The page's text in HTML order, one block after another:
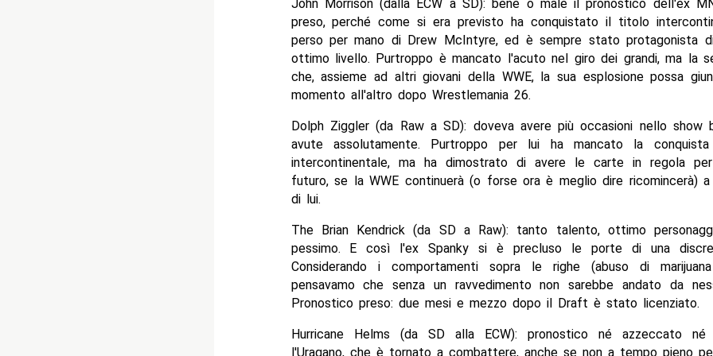
John Morrison (dalla ECW a SD): bene o male il pronostico dell'ex
preso, perché come si era previsto ha conquistato il titolo
perso per mano di Drew McIntyre, ed è sempre stato protagonista
ottimo livello. Purtroppo è mancato l'acuto nel giro dei grandi, ma la
che, assieme ad altri giovani della WWE, la sua esplosione possa
momento all'altro dopo Wrestlemania 26.
Dolph Ziggler (da Raw a SD): doveva avere più occasioni nello show
avute assolutamente. Purtroppo per lui ha mancato la
intercontinentale, ma ha dimostrato di avere le carte in regola
futuro, se la WWE continuerà (o forse ora è meglio dire ricomincerà)
di lui.
The Brian Kendrick (da SD a Raw): tanto talento, ottimo
pessimo. E così l'ex Spanky si è precluso le porte di una
Considerando i comportamenti sopra le righe (abuso di
pensavamo che senza un ravvedimento non sarebbe andato da
Pronostico preso: due mesi e mezzo dopo il Draft è stato licenziato.
Hurricane Helms (da SD alla ECW): pronostico né azzeccato
l'Uragano, che è tornato a combattere, anche se non a tempo pieno